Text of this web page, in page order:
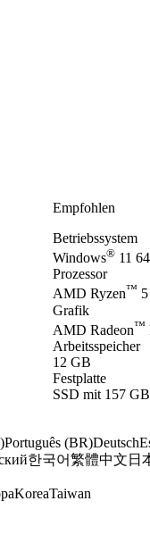
Empfohlen
Betriebssystem
Windows® 11
Prozessor
AMD Ryzen™
Grafik
AMD Radeon™
Arbeitsspeicher
12 GB
Festplatte
SSD mit 157
Português (BR)Deutsch
한국어繁體中文 日
KoreaTaiwan